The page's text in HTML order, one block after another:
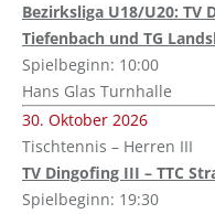
Bezirksliga U18/U20: TV
Tiefenbach und TG
Spielbeginn: 10:00
Hans Glas Turnhalle
30. Oktober 2026
Tischtennis – Herren III
TV Dingofing III – TTC
Spielbeginn: 19:30